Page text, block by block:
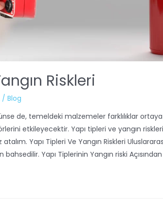
Riskleri
/ Blog
de, temeldeki malzemeler farklılıklar ortaya
etkileyecektir. Yapı tipleri ve yangın
Yapı Tipleri Ve Yangın Riskleri
bahsedilir. Yapı Tiplerinin Yangın riski